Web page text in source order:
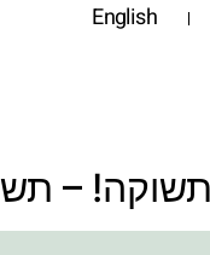
English
–